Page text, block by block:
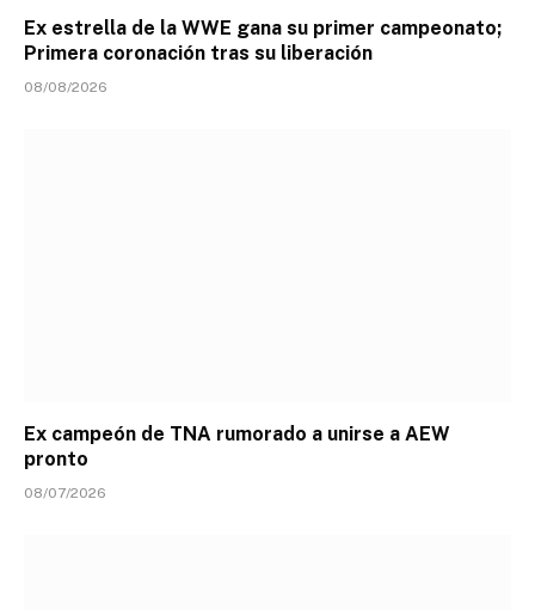
Ex estrella de la WWE gana su primer campeonato;
Primera coronación tras su liberación
08/08/2026
Ex campeón de TNA rumorado a unirse a AEW
pronto
08/07/2026